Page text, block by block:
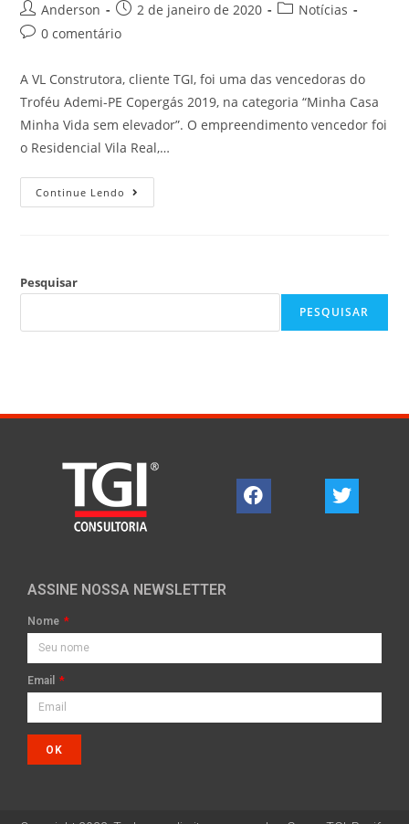
Anderson 2 de janeiro de 2020
Notícias
0 comentário
A VL Construtora, cliente TGI, foi uma das vencedoras do
Troféu Ademi-PE Copergás 2019, na categoria “Minha Casa
Minha Vida sem elevador”. O empreendimento vencedor foi
o Residencial Vila Real,…
Continue Lendo
Pesquisar
PESQUISAR
ASSINE NOSSA NEWSLETTER
Nome
Email
OK